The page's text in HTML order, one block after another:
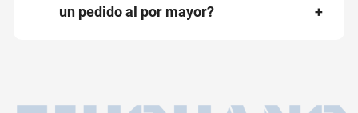
un pedido al por mayor?